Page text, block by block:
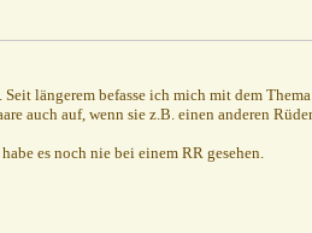
längerem befasse ich mich mit dem
auch auf, wenn sie z.B. einen anderen
es noch nie bei einem RR gesehen.